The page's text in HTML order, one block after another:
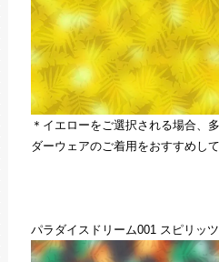
＊イエローをご選択される場合、
ダーウェアのご着用をおすすめして
パラダイスドリーム001 スピリッツ